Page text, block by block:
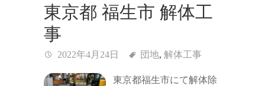
東京都 福生市 解体工
事
2022年4月24日 団地, 解体工事
東京都福生市にて解体除